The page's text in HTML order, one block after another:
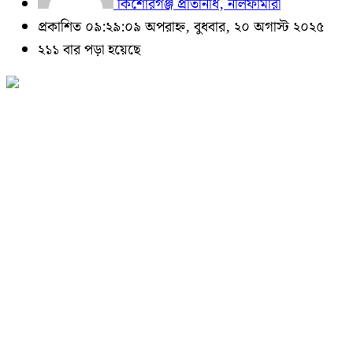
প্রকাশিত ০৯:২৯:০৯ অপরাহ্ন, বুধবার, ২০ অগাস্ট ২০২৫
২১১ বার পড়া হয়েছে